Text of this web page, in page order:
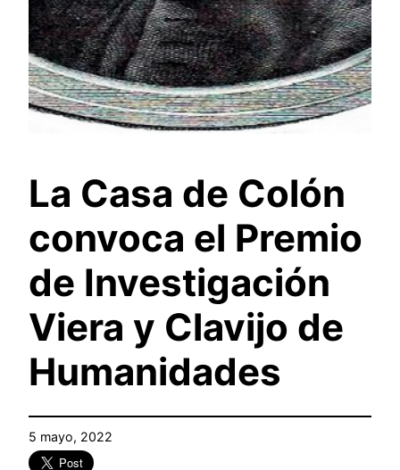
La Casa de Colón
convoca el Premio
de Investigación
Viera y Clavijo de
Humanidades
5 mayo, 2022